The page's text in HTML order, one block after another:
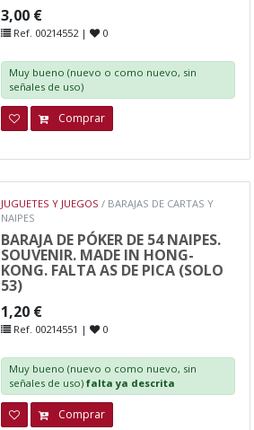
3,00 €
Ref. 00214552 | 0
Muy bueno (nuevo o como nuevo, sin
señales de uso)
Comprar
JUGUETES Y JUEGOS / BARAJAS DE CARTAS Y
NAIPES
BARAJA DE PÓKER DE 54 NAIPES.
SOUVENIR. MADE IN HONG-
KONG. FALTA AS DE PICA (SOLO
53)
1,20 €
Ref. 00214551 | 0
Muy bueno (nuevo o como nuevo, sin
señales de uso)falta ya descrita
Comprar